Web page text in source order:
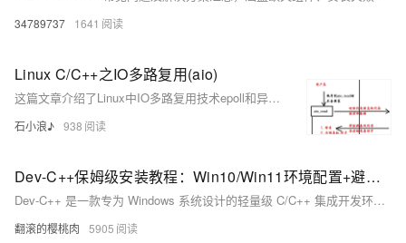
34789737 1641
Linux C/C++之IO多路复用(aio)
这篇文章介绍了Linux中IO多路复用技术epoll和异步IO技术aio的区别、执行过程、编程模型以及具体的编程实现方式。
石小浪♪ 938
Dev-C++保姆级安装教程：Win10/Win11环境配置+避坑指南（附下载验证）
Dev-C++ 是一款专为 Windows 系统设计的轻量级 C/C++ 集成开发环境（IDE），内置 MinGW 编译器与调试器，支持代码高亮、项目管理等功能。4.9.9 版本作为经典稳定版，适合初学者和教学使用。本文详细介绍其安装流程、配置方法、功能验证及常见问题解决，同时提供进阶技巧和扩展学习资源，帮助用户快速上手并高效开发。
翻滚的樱桃肉 5905